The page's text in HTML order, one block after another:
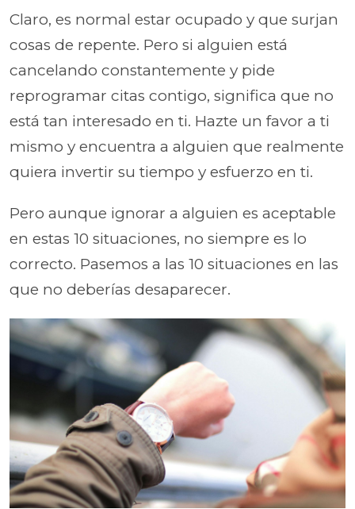
Claro, es normal estar ocupado y que surjan
cosas de repente. Pero si alguien está
cancelando constantemente y pide
reprogramar citas contigo, significa que no
está tan interesado en ti. Hazte un favor a ti
mismo y encuentra a alguien que realmente
quiera invertir su tiempo y esfuerzo en ti.
Pero aunque ignorar a alguien es aceptable
en estas 10 situaciones, no siempre es lo
correcto. Pasemos a las 10 situaciones en las
que no deberías desaparecer.